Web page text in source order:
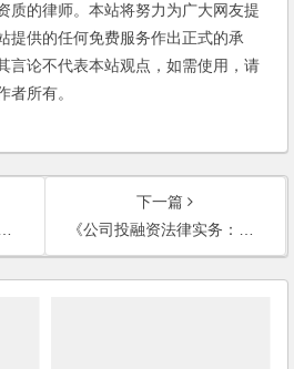
质的律师。本站将努力为广大网友提
提供的任何免费服务作出正式的承
言论不代表本站观点，如需使用，请
者所有。
下一篇
《公司投融资法律实务：模式与流程》前言